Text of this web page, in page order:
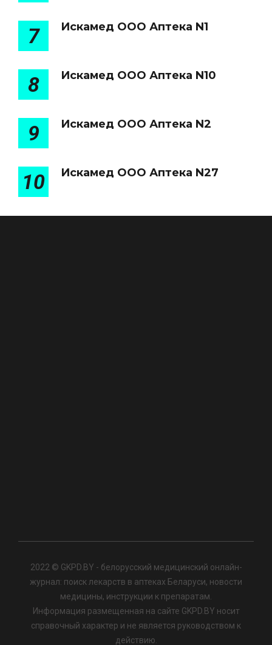
7 Искамед ООО Аптека N1
8 Искамед ООО Аптека N10
9 Искамед ООО Аптека N2
10 Искамед ООО Аптека N27
2022 © GKPD.BY - белорусский медицинский онлайн-
журнал: поиск лекарств в аптеках Беларуси, новости
медицины, инструкции к препаратам.
Информация размещенная на сайте GKPD.BY носит
справочный характер и не является руководством к
действию.